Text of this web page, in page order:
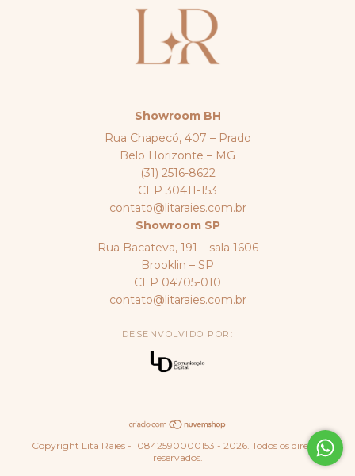
Showroom BH
Rua Chapecó, 407 – Prado
Belo Horizonte – MG
(31) 2516-8622
CEP 30411-153
contato@litaraies.com.br
Showroom SP
Rua Bacateva, 191 – sala 1606
Brooklin – SP
CEP 04705-010
contato@litaraies.com.br
DESENVOLVIDO POR:
Copyright Lita Raies - 10842590000153 - 2026. Todos os direitos
reservados.